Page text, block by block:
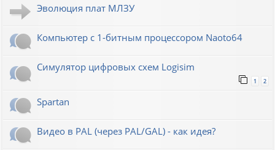
Эволюция плат МЛЗУ
Компьютер с 1-битным процессором Naoto64
Симулятор цифровых схем Logisim
1 2
Spartan
Видео в PAL (через PAL/GAL) - как идея?